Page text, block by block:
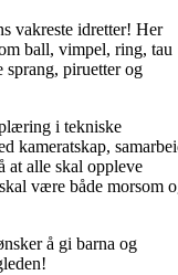
vakreste idretter! Her
ball, vimpel, ring, tau
piruetter og
i tekniske
kameratskap,
at alle skal oppleve
være både morsom
å gi barna og